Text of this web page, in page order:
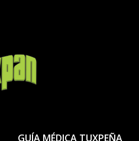
GUÍA MÉDICA TUXPEÑA